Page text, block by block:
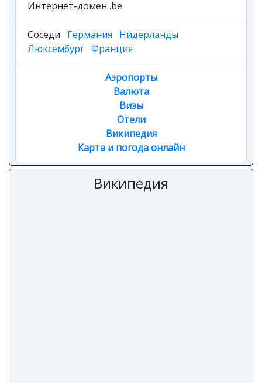
Интернет-домен .be
Соседи Германия
Нидерланды
Люксембург Франция
Аэропорты
Валюта
Визы
Отели
Википедия
Карта и погода онлайн
Википедия